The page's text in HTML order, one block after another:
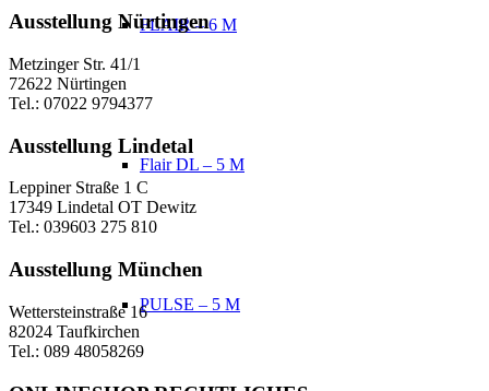
FLAIR – 6 M
Flair DL – 5 M
PULSE – 5 M
Ausstellung Nürtingen
Metzinger Str. 41/1
72622 Nürtingen
Tel.: 07022 9794377
Ausstellung Lindetal
Leppiner Straße 1 C
17349 Lindetal OT Dewitz
Tel.: 039603 275 810
Ausstellung München
Wettersteinstraße 16
82024 Taufkirchen
Tel.: 089 48058269